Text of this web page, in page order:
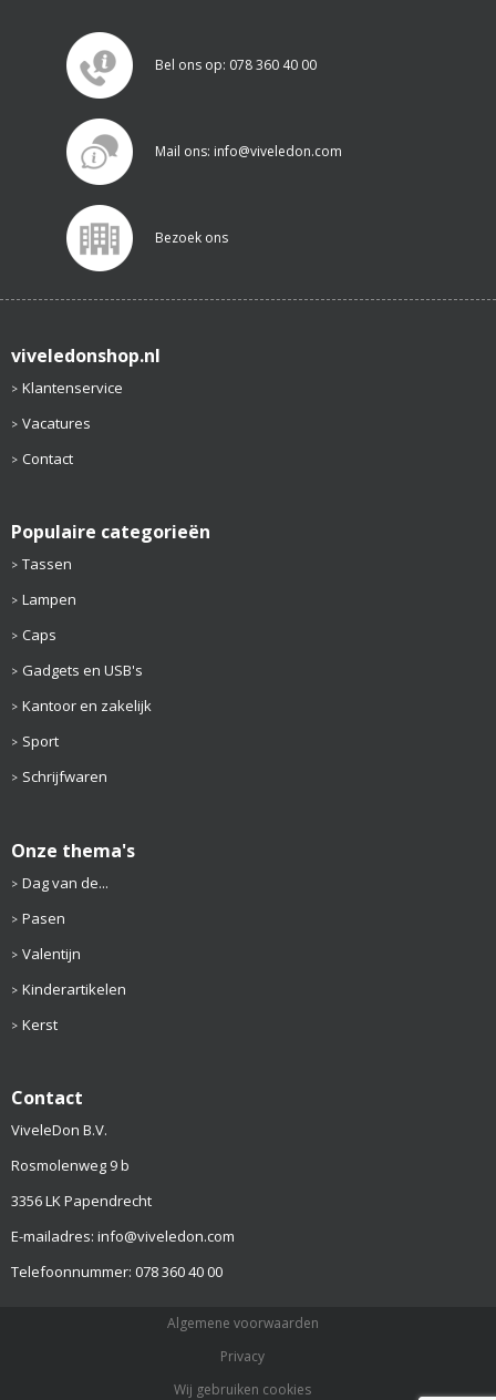
Bel ons op: 078 360 40 00
Mail ons: info@viveledon.com
Bezoek ons
viveledonshop.nl
Klantenservice
Vacatures
Contact
Populaire categorieën
Tassen
Lampen
Caps
Gadgets en USB's
Kantoor en zakelijk
Sport
Schrijfwaren
Onze thema's
Dag van de...
Pasen
Valentijn
Kinderartikelen
Kerst
Contact
ViveleDon B.V.
Rosmolenweg 9 b
3356 LK Papendrecht
E-mailadres: info@viveledon.com
Telefoonnummer: 078 360 40 00
Algemene voorwaarden
Privacy
Wij gebruiken cookies